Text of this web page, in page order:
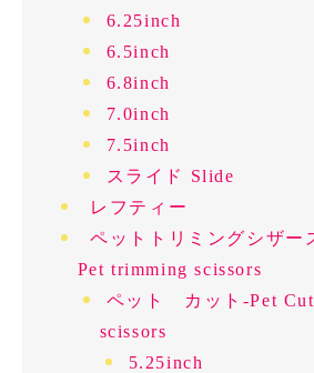
6.25inch
6.5inch
6.8inch
7.0inch
7.5inch
スライド Slide
レフティー
ペットトリミングシザー
Pet trimming scissors
ペット カット-Pet Cut
scissors
5.25inch